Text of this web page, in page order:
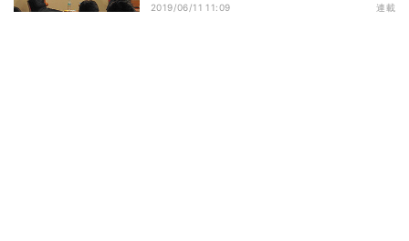
2019/06/11 11:09 連載